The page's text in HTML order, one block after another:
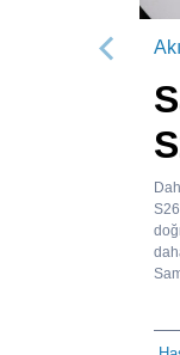
Önceki